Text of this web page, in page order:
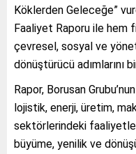
Köklerden Geleceğe”
Faaliyet Raporu ile hem
çevresel, sosyal ve
dönüştürücü adımlarını
Rapor, Borusan
lojistik, enerji, üretim,
sektörlerindeki
büyüme, yenilik ve